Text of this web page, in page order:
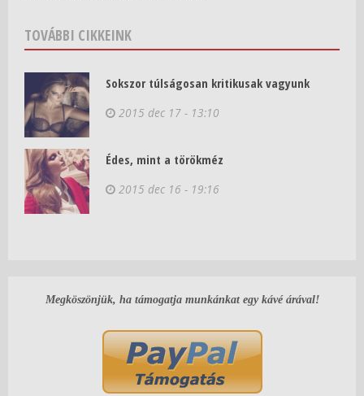
TOVÁBBI CIKKEINK
Sokszor túlságosan kritikusak vagyunk
2015 dec 17 - 13:10
Édes, mint a törökméz
2015 dec 16 - 19:16
Megköszönjük, ha támogatja munkánkat egy kávé árával!